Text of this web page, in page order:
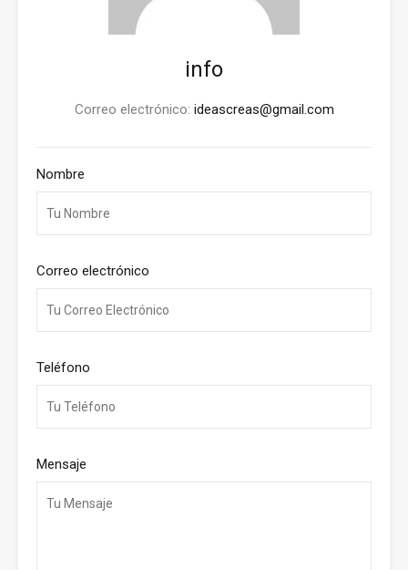
info
Correo electrónico: ideascreas@gmail.com
Nombre
Correo electrónico
Teléfono
Mensaje